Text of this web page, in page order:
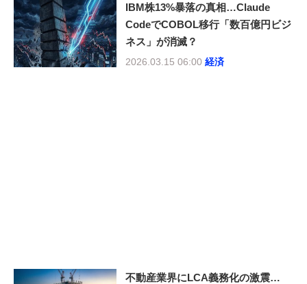
IBM株13%暴落の真相…Claude
CodeでCOBOL移行「数百億円ビジ
ネス」が消滅？
2026.03.15 06:00 経済
不動産業界にLCA義務化の激震…